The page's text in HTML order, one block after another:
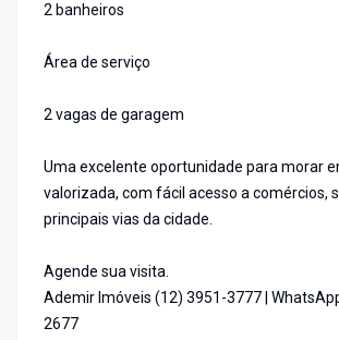
2 banheiros
Área de serviço
2 vagas de garagem
Uma excelente oportunidade para morar
valorizada, com fácil acesso a comércios,
principais vias da cidade.
Agende sua visita.
Ademir Imóveis (12) 3951-3777 |
2677